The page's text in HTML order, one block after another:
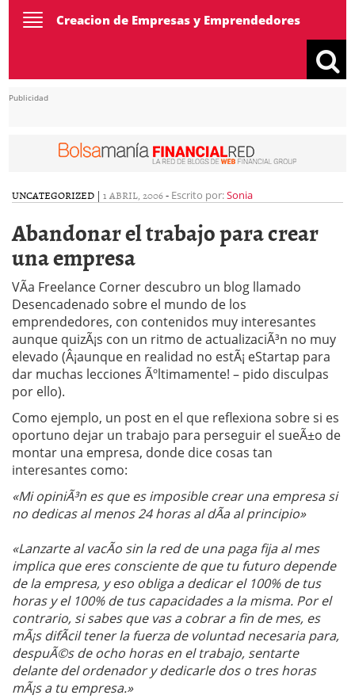
ToggleCreacion de Empresas y Emprendedores
Publicidad
UNCATEGORIZED | 1 ABRIL, 2006- Escrito por:Sonia
Abandonar el trabajo para crear
una empresa
VÃ­a Freelance Corner descubro un blog llamado
Desencadenado sobre el mundo de los
emprendedores, con contenidos muy interesantes
aunque quizÃ¡s con un ritmo de actualizaciÃ³n no muy
elevado (Â¡aunque en realidad no estÃ¡ eStartap para
dar muchas lecciones Ãºltimamente! – pido disculpas
por ello).
Como ejemplo, un post en el que reflexiona sobre si es
oportuno dejar un trabajo para perseguir el sueÃ±o de
montar una empresa, donde dice cosas tan
interesantes como:
«Mi opiniÃ³n es que es imposible crear una empresa si
no dedicas al menos 24 horas al dÃ­a al principio»
«Lanzarte al vacÃ­o sin la red de una paga fija al mes
implica que eres consciente de que tu futuro depende
de la empresa, y eso obliga a dedicar el 100% de tus
horas y el 100% de tus capacidades a la misma. Por el
contrario, si sabes que vas a cobrar a fin de mes, es
mÃ¡s difÃ­cil tener la fuerza de voluntad necesaria para,
despuÃ©s de ocho horas en el trabajo, sentarte
delante del ordenador y dedicarle dos o tres horas
mÃ¡s a tu empresa.»